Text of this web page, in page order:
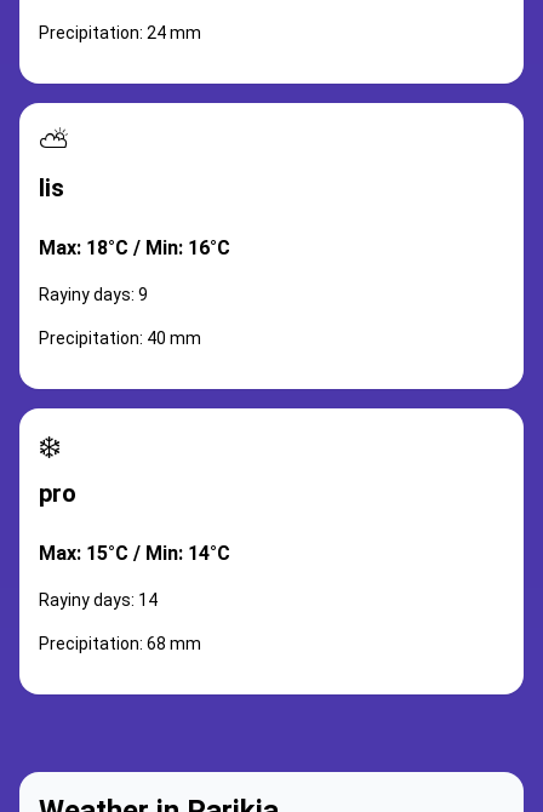
Precipitation: 24 mm
⛅
lis
Max: 18°C / Min: 16°C
Rayiny days: 9
Precipitation: 40 mm
❄️
pro
Max: 15°C / Min: 14°C
Rayiny days: 14
Precipitation: 68 mm